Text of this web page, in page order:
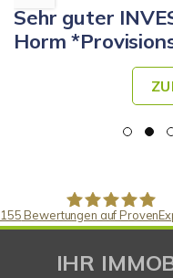
Sehr guter
Horm
Gaspar
155 Bewertungen auf
IHR